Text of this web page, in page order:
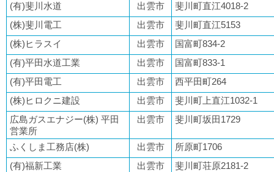
(有)斐川水道 出雲市
斐川町直江4018-2
(株)斐川電工
出雲市
斐川町直江5153
(株)ヒラスイ
出雲市
国富町834-2
(有)平田水道工業
出雲市
国富町833-1
(有)平田電工
出雲市
西平田町264
(株)ヒロクニ建設
出雲市
斐川町上直江1032-1
広島ガスエナジー(株) 平田
営業所
出雲市 斐川町坂田1729
ふくしま工務店(株) 出雲市
所原町1706
(有)福新工業
出雲市
斐川町荘原2181-2